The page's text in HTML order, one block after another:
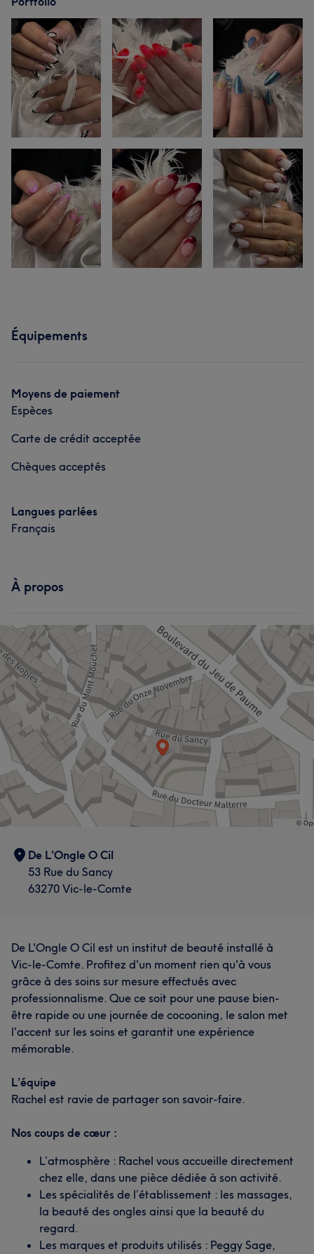
Équipements
Moyens de paiement
Espèces
Carte de crédit acceptée
Chèques acceptés
Langues parlées
Français
À propos
De L'Ongle O Cil
53 Rue du Sancy
63270 Vic-le-Comte
De L'Ongle O Cil est un institut de beauté installé à
Vic-le-Comte. Profitez d'un moment rien qu'à vous
grâce à des soins sur mesure effectués avec
professionnalisme. Que ce soit pour une pause bien-
être rapide ou une journée de cocooning, le salon met
l'accent sur les soins et garantit une expérience
mémorable.
L’équipe
Rachel est ravie de partager son savoir-faire.
Nos coups de cœur :
L’atmosphère : Rachel vous accueille directement
chez elle, dans une pièce dédiée à son activité.
Les spécialités de l’établissement : les massages,
la beauté des ongles ainsi que la beauté du
regard.
Les marques et produits utilisés : Peggy Sage,